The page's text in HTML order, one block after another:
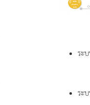
ระ
ระ